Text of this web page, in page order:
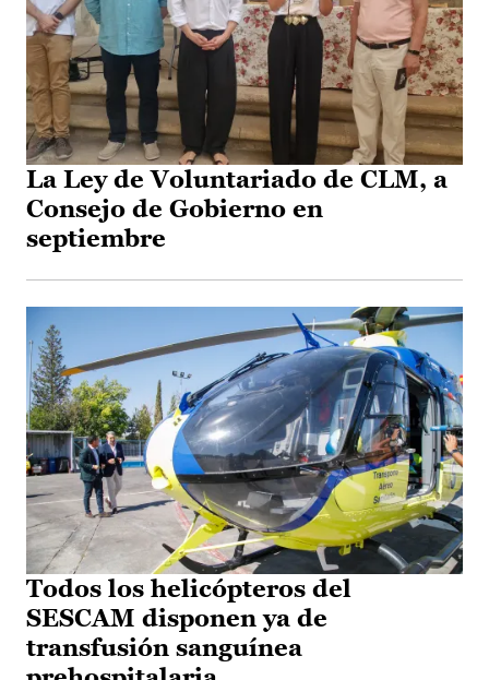
La Ley de Voluntariado de CLM, a
Consejo de Gobierno en
septiembre
Todos los helicópteros del
SESCAM disponen ya de
transfusión sanguínea